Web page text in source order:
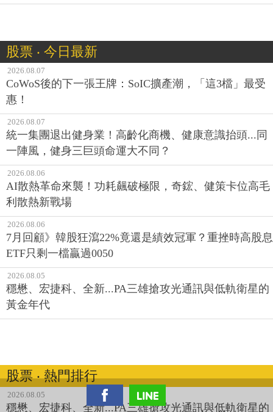
股票 ‧ 今日最新
2026.08.07
CoWoS後的下一張王牌：SoIC擴產潮，「這3檔」最受
惠！
2026.08.07
統一集團退出健身業！高齡化商機、健康意識抬頭...同
一陣風，健身三巨頭命運大不同？
2026.08.06
AI散熱革命來襲！功耗飆破極限，奇鋐、健策卡位高毛
利散熱新戰場
2026.08.06
7月回顧》韓股狂瀉22%竟還是績效冠軍？重挫時高股息
ETF只剩一檔贏過0050
2026.08.05
穩懋、宏捷科、全新...PA三雄搶攻光通訊與低軌衛星的
黃金年代
股票 ‧ 熱門排行
2026.08.05
穩懋、宏捷科、全新...PA三雄搶攻光通訊與低軌衛星的